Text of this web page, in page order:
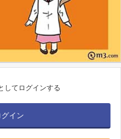
してログインする
グイン